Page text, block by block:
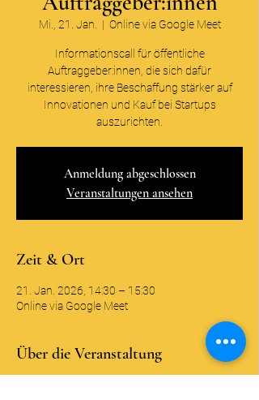
Mi., 21. Jan.
  |
Online via Google Meet
Informationscall für öffentliche
Auftraggeber:innen, die sich dafür
interessieren, ihre Beschaffung stärker auf
Innovationen und Kauf bei Startups
auszurichten.
Anmeldung abgeschlossen
Veranstaltungen ansehen
Zeit & Ort
21. Jan. 2026, 14:30 – 15:30
Online via Google Meet
Über die Veranstaltung